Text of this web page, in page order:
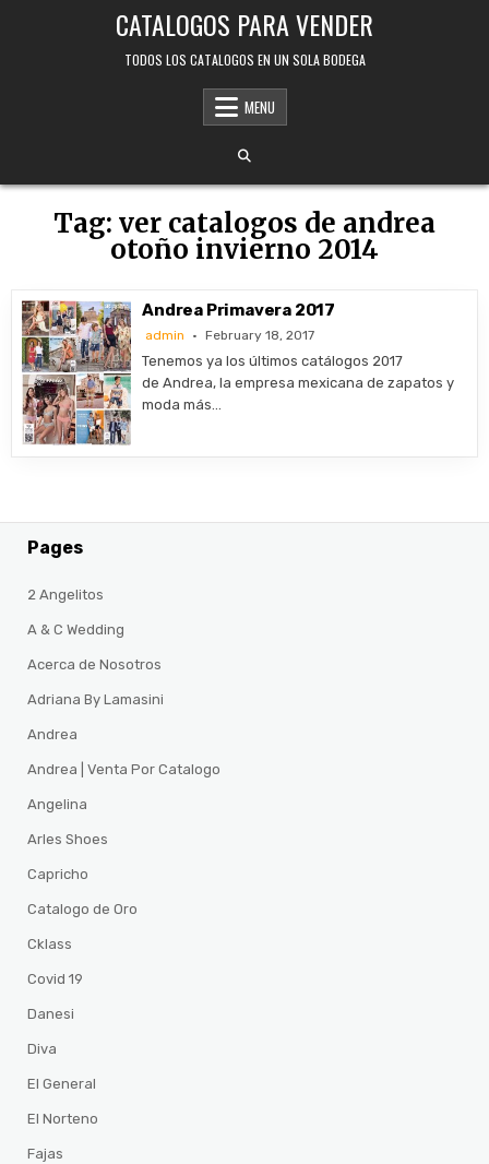
CATALOGOS PARA VENDER
TODOS LOS CATALOGOS EN UN SOLA BODEGA
MENU
Tag: ver catalogos de andrea
otoño invierno 2014
Andrea Primavera 2017
admin February 18, 2017
Tenemos ya los últimos catálogos 2017
de Andrea, la empresa mexicana de zapatos y
moda más…
Pages
2 Angelitos
A & C Wedding
Acerca de Nosotros
Adriana By Lamasini
Andrea
Andrea | Venta Por Catalogo
Angelina
Arles Shoes
Capricho
Catalogo de Oro
Cklass
Covid 19
Danesi
Diva
El General
El Norteno
Fajas